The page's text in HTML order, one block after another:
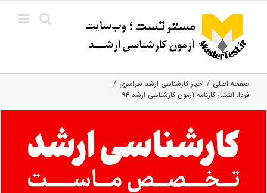
content
صفحه اصلی
اخبار کارشناسی ارشد سراسری
فردا، انتشار کارنامه آزمون کارشناسی ارشد ۹۴